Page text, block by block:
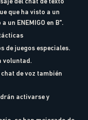
que ha visto a un
un ENEMIGO en B".
de juegos especiales.
voluntad.
de voz también
activarse y